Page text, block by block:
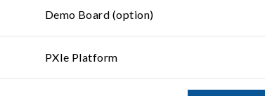
Demo Board (option)
PXIe Platform